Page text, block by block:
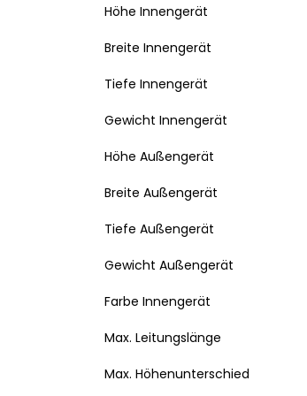
Höhe Innengerät
Breite Innengerät
Tiefe Innengerät
Gewicht Innengerät
Höhe Außengerät
Breite Außengerät
Tiefe Außengerät
Gewicht Außengerät
Farbe Innengerät
Max. Leitungslänge
Max. Höhenunterschied